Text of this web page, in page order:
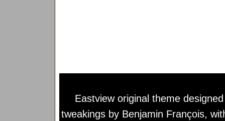
Eastview original theme
tweakings by Benjamin François,